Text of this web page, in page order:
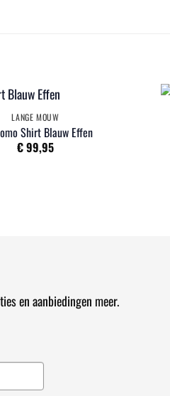
LANGE MOUW
Shirt Blauw Effen
€99,95
en aanbiedingen meer.